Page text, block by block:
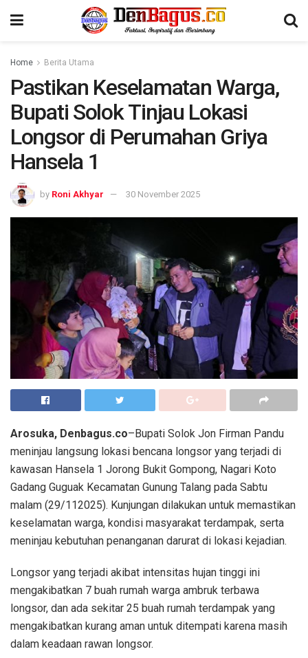
Home Berita Utama
Pastikan Keselamatan Warga,
Bupati Solok Tinjau Lokasi
Longsor di Perumahan Griya
Hansela 1
by Roni Akhyar 30 November 2025
Arosuka, Denbagus.co–Bupati Solok Jon Firman Pandu
meninjau langsung lokasi bencana longsor yang terjadi di
kawasan Hansela 1 Jorong Bukit Gompong, Nagari Koto
Gadang Guguak Kecamatan Gunung Talang pada Sabtu
malam (29/112025). Kunjungan dilakukan untuk memastikan
keselamatan warga, kondisi masyarakat terdampak, serta
meninjau kebutuhan penanganan darurat di lokasi kejadian.
Longsor yang terjadi akibat intensitas hujan tinggi ini
mengakibatkan 7 buah rumah warga ambruk terbawa
longsor, dan ada sekitar 25 buah rumah terdampak yang
mengakibatkan kurang aman untuk ditempati karena masih
dalam keadaan rawan longsor.